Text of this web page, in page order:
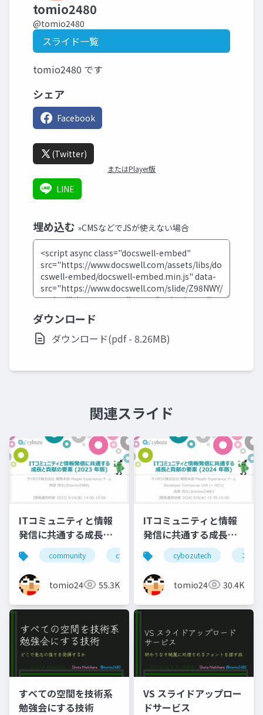
tomio2480
@tomio2480
スライド一覧
tomio2480 です
シェア
Facebook
(Twitter)
またはPlayer版
LINE
埋め込む »CMSなどでJSが使えない場合
ダウンロード
ダウンロード(pdf - 8.26MB)
関連スライド
ITコミュニティと情報
発信に共通する成長と
貢献の要素(2023年版)
community cybozutech コミュニティ
tomio2480 55.3K
ITコミュニティと情報
発信に共通する成長と
貢献の要素(2024年版)
cybozutech コミ
tomio2480 30.4K
すべての空間を技術系
勉強会にする技術
VS スライドアップロー
ドサービス